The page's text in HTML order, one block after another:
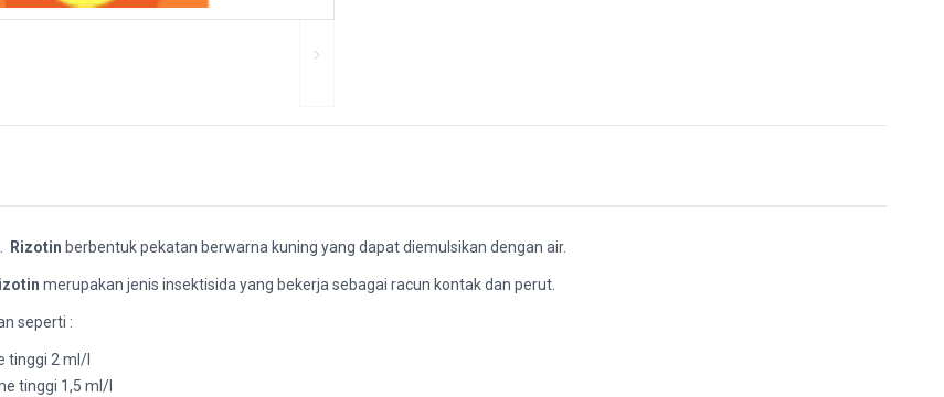
Rizotin berbentuk pekatan berwarna kuning yang dapat diemulsikan dengan air.
merupakan jenis insektisida yang bekerja sebagai racun kontak dan perut.
seperti :
tinggi 2 ml/l
tinggi 1,5 ml/l